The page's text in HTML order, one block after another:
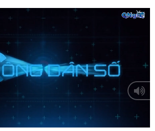
Loaded